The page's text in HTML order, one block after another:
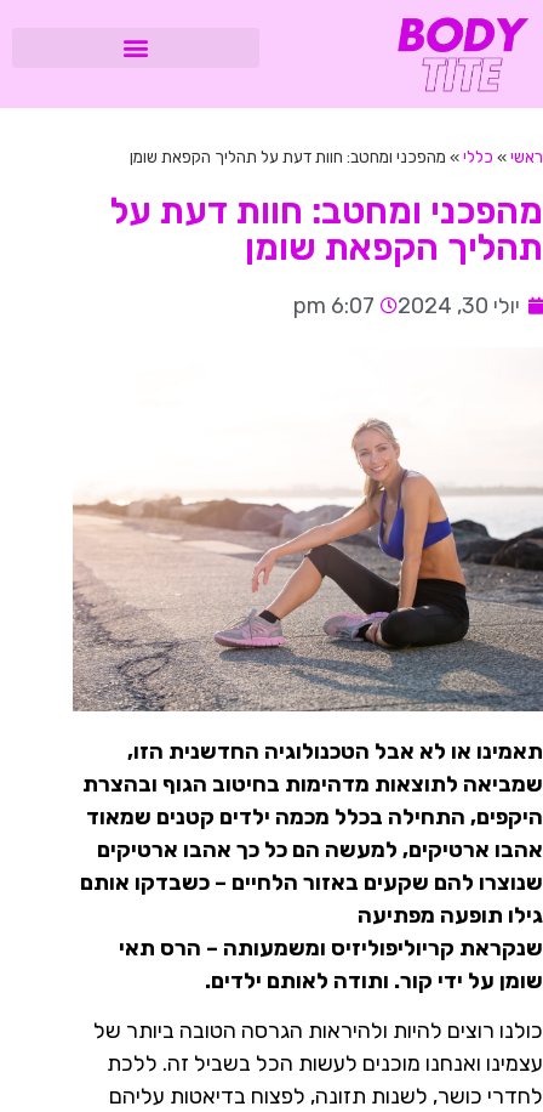
ראשי» כללי» מהפכני ומחטב: חוות דעת על תהליך הקפאת שומן
מהפכני ומחטב: חוות דעת על
תהליך הקפאת שומן
יולי 30, 2024 6:07 pm
תאמינו או לא אבל הטכנולוגיה החדשנית הזו,
שמביאה לתוצאות מדהימות בחיטוב הגוף ובהצרת
היקפים, התחילה בכלל מכמה ילדים קטנים שמאוד
אהבו ארטיקים, למעשה הם כל כך אהבו ארטיקים
שנוצרו להם שקעים באזור הלחיים – כשבדקו אותם
גילו תופעה מפתיעה
שנקראת קריוליפוליזיס ומשמעותה – הרס תאי
שומן על ידי קור. ותודה לאותם ילדים.
כולנו רוצים להיות ולהיראות הגרסה הטובה ביותר של
עצמינו ואנחנו מוכנים לעשות הכל בשביל זה. ללכת
לחדרי כושר, לשנות תזונה, לפצוח בדיאטות עליהם